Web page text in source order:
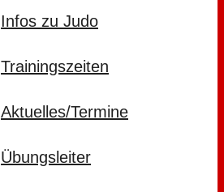
Infos zu Judo
Trainingszeiten
Aktuelles/Termine
Übungsleiter